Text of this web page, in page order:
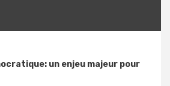
un enjeu majeur pour